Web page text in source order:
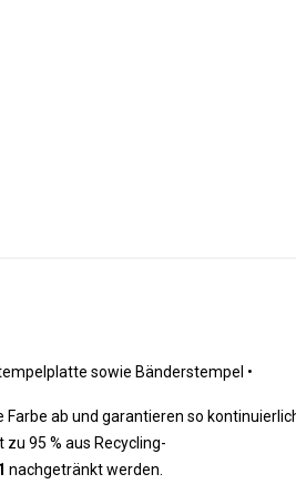
sowie Bänderstempel •
ab und garantieren so
95 % aus Recycling-
nachgetränkt werden.